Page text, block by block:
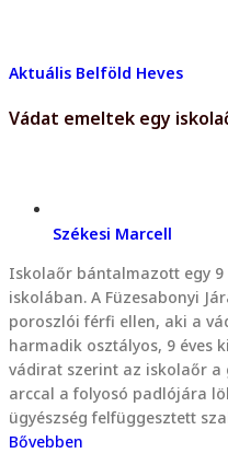
Aktuális Belföld Heves
Vádat emeltek egy
Székesi Marcell
Iskolaőr bántalmazott egy
iskolában. A Füzesabonyi
poroszlói férfi ellen, aki a
harmadik osztályos, 9 éves
vádirat szerint az iskolaőr
arccal a folyosó padlójára
ügyészség felfüggesztett
Bővebben